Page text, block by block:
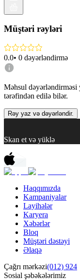
Müştəri rəyləri
0.0• 0 dəyərləndirmə
Məhsul dəyərləndirməsi
tərəfindən edilə bilər.
Rəy yaz və dəyərləndir.
Skan et və yüklə
Haqqımızda
Kampaniyalar
Layihələr
Karyera
Xəbərlər
Bloq
Müştəri dəstəyi
Əlaqə
Çağrı mərkəzi(012) 924
Sosial şəbəkələrimiz